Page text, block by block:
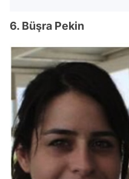
6. Büşra Pekin